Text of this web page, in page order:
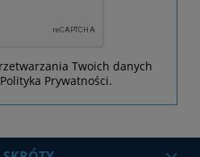
Twoich danych
Prywatności.